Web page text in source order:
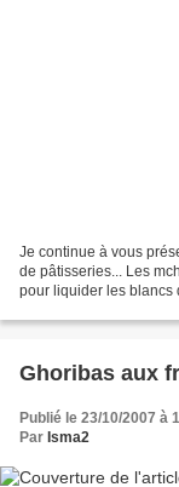
Je continue à vous
de pâtisseries... Les
pour liquider les blancs
Ghoribas aux
Publié le 23/10/2007 à
Par Isma2